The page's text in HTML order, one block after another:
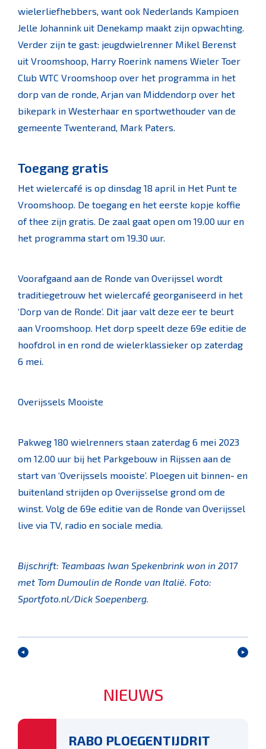
wielerliefhebbers, want ook Nederlands Kampioen
Jelle Johannink uit Denekamp maakt zijn opwachting.
Verder zijn te gast: jeugdwielrenner Mikel Berenst
uit Vroomshoop, Harry Roerink namens Wieler Toer
Club WTC Vroomshoop over het programma in het
dorp van de ronde, Arjan van Middendorp over het
bikepark in Westerhaar en sportwethouder van de
gemeente Twenterand, Mark Paters.
Toegang gratis
Het wielercafé is op dinsdag 18 april in Het Punt te
Vroomshoop. De toegang en het eerste kopje koffie
of thee zijn gratis. De zaal gaat open om 19.00 uur en
het programma start om 19.30 uur.
Voorafgaand aan de Ronde van Overijssel wordt
traditiegetrouw het wielercafé georganiseerd in het
‘Dorp van de Ronde’. Dit jaar valt deze eer te beurt
aan Vroomshoop. Het dorp speelt deze 69e editie de
hoofdrol in en rond de wielerklassieker op zaterdag
6 mei.
Overijssels Mooiste
Pakweg 180 wielrenners staan zaterdag 6 mei 2023
om 12.00 uur bij het Parkgebouw in Rijssen aan de
start van ‘Overijssels mooiste’. Ploegen uit binnen- en
buitenland strijden op Overijsselse grond om de
winst. Volg de 69e editie van de Ronde van Overijssel
live via TV, radio en sociale media.
Bijschrift: Teambaas Iwan Spekenbrink won in 2017
met Tom Dumoulin de Ronde van Italië. Foto:
Sportfoto.nl/Dick Soepenberg.
NIEUWS
RABO PLOEGENTIJDRIT